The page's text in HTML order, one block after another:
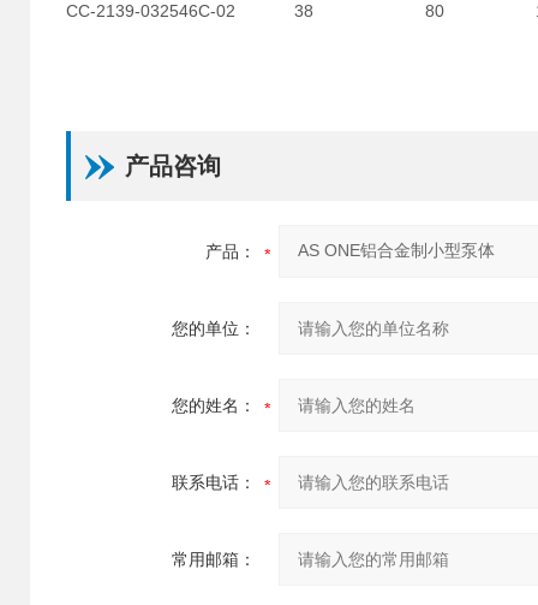
CC-2139-032546C-02 38 80
产品咨询
产品：
您的单位：
您的姓名：
联系电话：
常用邮箱：